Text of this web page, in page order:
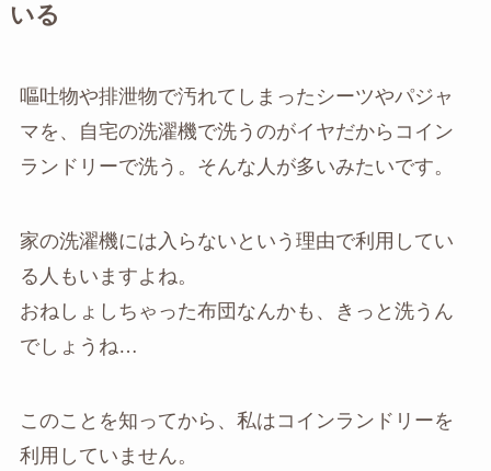
いる
嘔吐物や排泄物で汚れてしまったシーツやパジャ
マを、自宅の洗濯機で洗うのがイヤだからコイン
ランドリーで洗う。そんな人が多いみたいです。
家の洗濯機には入らないという理由で利用してい
る人もいますよね。
おねしょしちゃった布団なんかも、きっと洗うん
でしょうね…
このことを知ってから、私はコインランドリーを
利用していません。